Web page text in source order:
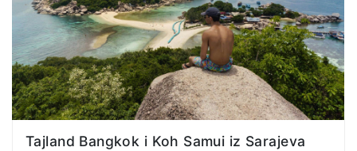
Tajland Bangkok i Koh Samui iz Sarajeva